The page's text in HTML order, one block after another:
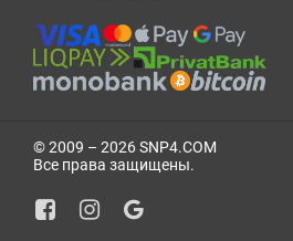
© 2009 – 2026 SNP4.COM
Все права защищены.